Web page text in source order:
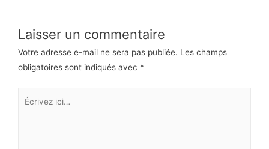
Laisser un commentaire
Votre adresse e-mail ne sera pas publiée. Les champs
obligatoires sont indiqués avec *